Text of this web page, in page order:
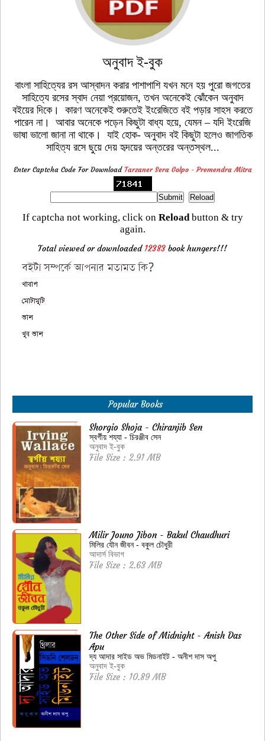
অনুবাদ ই-বুক
বাংলা সাহিত্যের রস আস্বাদন করার পাশাপাশি যখন মনে হয় পুরো জগতের
সাহিত্যে রসের স্বাদ নেয়া প্রয়োজন, তখন অনেকেই ঝোঁকেন অনুবাদ
বইয়ের দিকে। কারণ অনেকেই শুরুতেই ইংরেজিতে বই পড়ার সাহস করতে
পারেন না। আবার অনেকে পড়েন কিছুটা বাধ্য হয়ে, যেমন – যদি ইংরেজি
ভাষা ভালো জানা না থাকে। যাই হোক- অনুবাদ বই কিছুটা হলেও জাগতিক
সাহিত্য রসে ছুয়ে দেয় হৃদয়ের অন্তরের অন্তস্থল...
Enter Captcha Code For Download Tarzaner Sera Golpo - Premendra Mitra
If captcha not working, click on Reloadbutton & try
again.
Total viewed or downloaded 12383 book hungers!!!
Popular Books
Shorgio Shoja - Chiranjib Sen
স্বর্গীয় শয্যা - চিরঞ্জীব সেন
অনুবাদ ই-বুক
File Size : 2.91 MB
Milir Jouno Jibon - Bakul Chaudhuri
মিলির যৌন জীবন - বকুল চৌধুরী
আদার্স বিভাগ
File Size : 2.63 MB
The Other Side of Midnight - Anish Das
Apu
দ্য আদার সাইড অভ মিডনাইট - অনীশ দাস অপু
অনুবাদ ই-বুক
File Size : 10.89 MB